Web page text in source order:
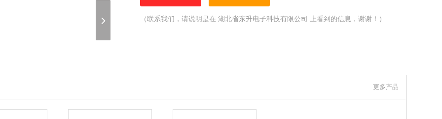
（联系我们，请说明是在 湖北省东升电子科技有限公司 上看到的信息，谢谢！）
更多产品